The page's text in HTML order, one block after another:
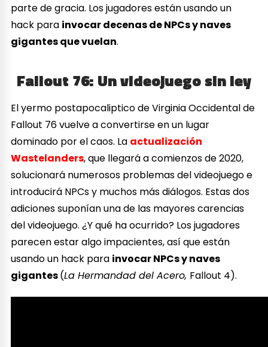
parte de gracia. Los jugadores están usando un
hack para invocar decenas de NPCs y naves
gigantes que vuelan.
Fallout 76: Un videojuego sin ley
El yermo postapocaliptico de Virginia Occidental de
Fallout 76 vuelve a convertirse en un lugar
dominado por el caos. La actualización
Wastelanders, que llegará a comienzos de 2020,
solucionará numerosos problemas del videojuego e
introducirá NPCs y muchos más diálogos. Estas dos
adiciones suponían una de las mayores carencias
del videojuego. ¿Y qué ha ocurrido? Los jugadores
parecen estar algo impacientes, así que están
usando un hack para invocar NPCs y naves
gigantes(La Hermandad del Acero, Fallout 4).